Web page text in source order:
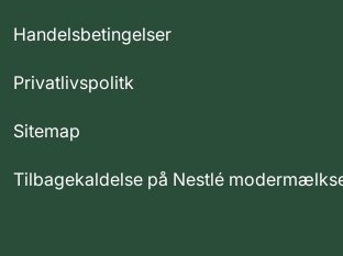
Handelsbetingelser
Privatlivspolitk
Sitemap
Tilbagekaldelse på Nestlé